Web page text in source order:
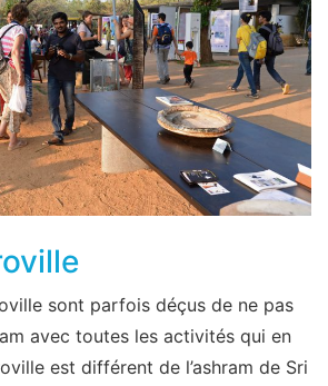
sont parfois déçus de ne pas
avec toutes les activités qui en
est différent de l’ashram de Sri